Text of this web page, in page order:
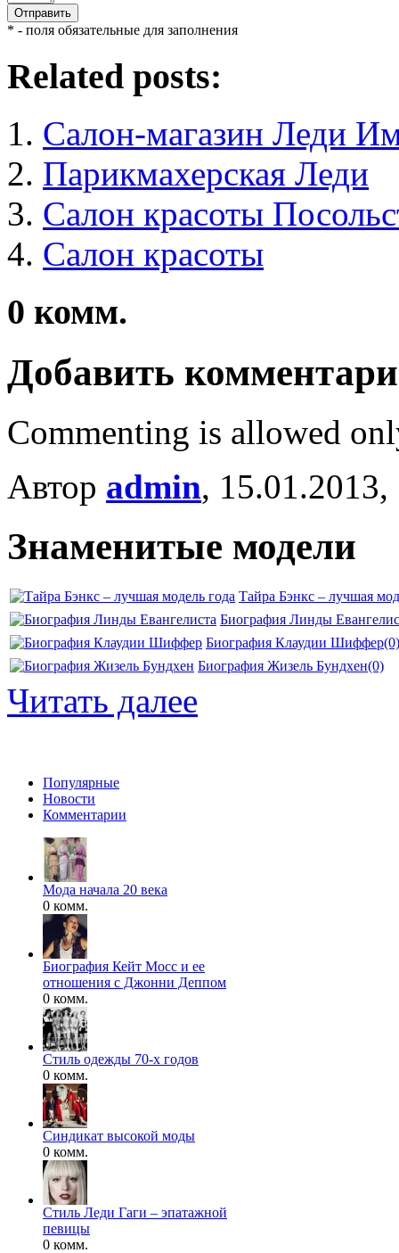
* - поля обязательные для заполнения
Related posts:
Салон-магазин Леди
Парикмахерская Леди
Салон красоты
Салон красоты
0 комм.
Добавить
Commenting is allowed
Автор admin,
Знаменитые модели
Тайра Бэнкс – лучшая
Биография Линды
Биография Клаудии Шиффер(0)
Биография Жизель Бундхен(0)
Читать далее
Популярные
Новости
Комментарии
Мода начала 20 века
0 комм.
Биография Кейт Мосс и ее
отношения с Джонни Деппом
0 комм.
Стиль одежды 70-х годов
0 комм.
Синдикат высокой моды
0 комм.
Стиль Леди Гаги – эпатажной
певицы
0 комм.